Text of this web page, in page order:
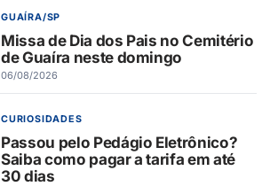
GUAÍRA/SP
Missa de Dia dos Pais no Cemitério
de Guaíra neste domingo
06/08/2026
CURIOSIDADES
Passou pelo Pedágio Eletrônico?
Saiba como pagar a tarifa em até
30 dias